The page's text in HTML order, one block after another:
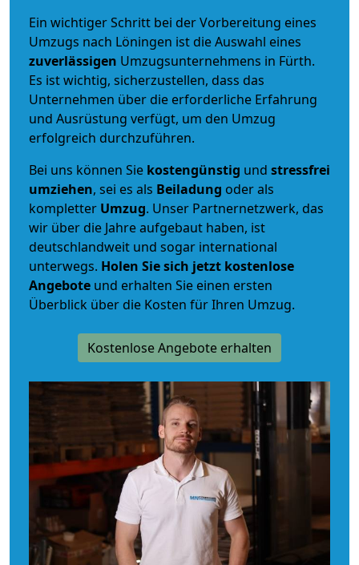
Ein wichtiger Schritt bei der Vorbereitung eines
Umzugs nach Löningen ist die Auswahl eines
zuverlässigen Umzugsunternehmens in Fürth.
Es ist wichtig, sicherzustellen, dass das
Unternehmen über die erforderliche Erfahrung
und Ausrüstung verfügt, um den Umzug
erfolgreich durchzuführen.
Bei uns können Sie kostengünstig und stressfrei
umziehen, sei es als Beiladung oder als
kompletter Umzug. Unser Partnernetzwerk, das
wir über die Jahre aufgebaut haben, ist
deutschlandweit und sogar international
unterwegs. Holen Sie sich jetzt kostenlose
Angebote und erhalten Sie einen ersten
Überblick über die Kosten für Ihren Umzug.
Kostenlose Angebote erhalten